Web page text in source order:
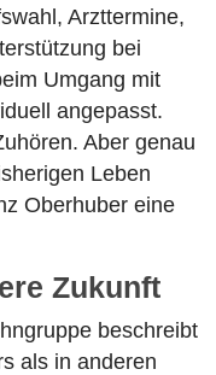
Arzttermine,
bei
Umgang mit
angepasst.
Aber genau
Leben
Oberhuber eine
Zukunft
beschreibt
als in anderen